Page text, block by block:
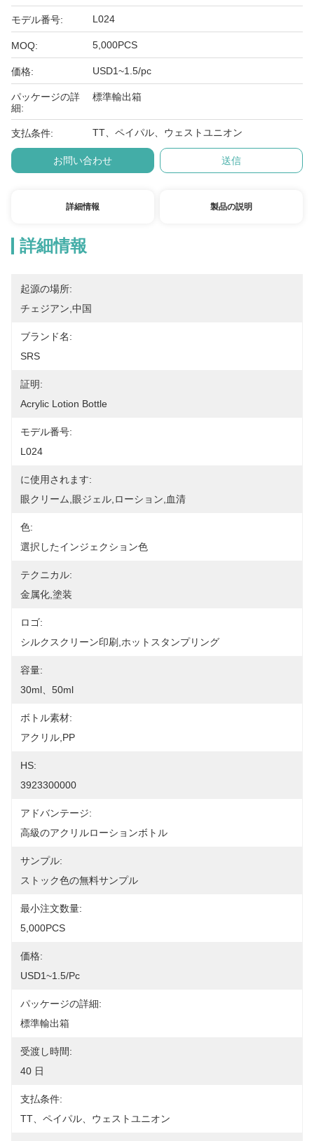
モデル番号: L024
MOQ: 5,000PCS
価格: USD1~1.5/pc
パッケージの詳
細:
標準輸出箱
支払条件: TT、ペイパル、ウェストユニオン
お問い合わせ 送信
詳細情報 製品の説明
詳細情報
起源の場所:
チェジアン,中国
ブランド名:
SRS
証明:
Acrylic Lotion Bottle
モデル番号:
L024
に使用されます:
眼クリーム,眼ジェル,ローション,血清
色:
選択したインジェクション色
テクニカル:
金属化,塗装
ロゴ:
シルクスクリーン印刷,ホットスタンプリング
容量:
30ml、50ml
ボトル素材:
アクリル,PP
HS:
3923300000
アドバンテージ:
高級のアクリルローションボトル
サンプル:
ストック色の無料サンプル
最小注文数量:
5,000PCS
価格:
USD1~1.5/pc
パッケージの詳細:
標準輸出箱
受渡し時間:
40 日
支払条件:
TT、ペイパル、ウェストユニオン